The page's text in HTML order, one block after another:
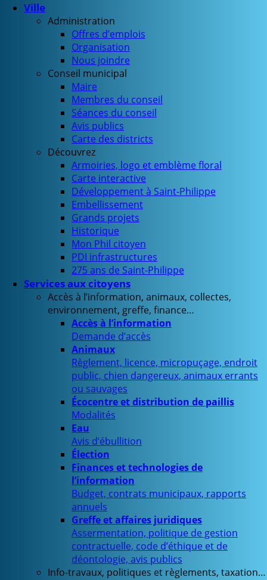
Ville
Administration
Offres d’emplois
Organisation
Nous joindre
Conseil municipal
Maire
Membres du conseil
Séances du conseil
Avis publics
Carte des districts
Découvrez
Armoiries, logo et emblème floral
Carte interactive
Développement à Saint-Philippe
Embellissement
Grands projets
Historique
Mon Phil citoyen
PDI infrastructures
275 ans de Saint-Philippe
Services aux citoyens
Accès à l’information, animaux, collectes,
environnement, greffe, finance…
Accès à l’information
Demande d’accès
Animaux
Règlement, licence, micropuçage, endroit
public, chien dangereux, animaux errants
ou sauvages
Écocentre et distribution de paillis
Modalités
Eau
Avis d’ébullition
Élection
Finances et technologies de
l’information
Budget, contrats municipaux, rapports
annuels
Greffe et affaires juridiques
Assermentation, politique de gestion
contractuelle, code d’éthique et de
déontologie, avis publics
Info-travaux, politiques et règlements, taxation…